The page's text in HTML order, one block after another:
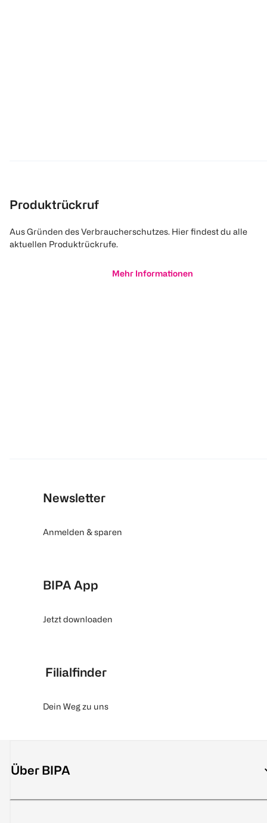
Produktrückruf
Aus Gründen des Verbraucherschutzes. Hier findest du alle
aktuellen Produktrückrufe.
Mehr Informationen
Newsletter
Anmelden & sparen
BIPA App
Jetzt downloaden
Filialfinder
Dein Weg zu uns
Über BIPA